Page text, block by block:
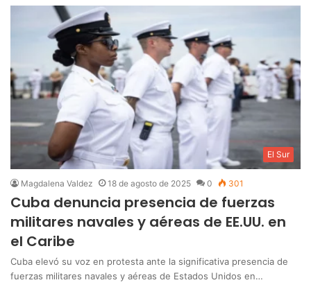
El Sur
Magdalena Valdez 18 de agosto de 2025 0 301
Cuba denuncia presencia de fuerzas
militares navales y aéreas de EE.UU. en
el Caribe
Cuba elevó su voz en protesta ante la significativa presencia de
fuerzas militares navales y aéreas de Estados Unidos en…